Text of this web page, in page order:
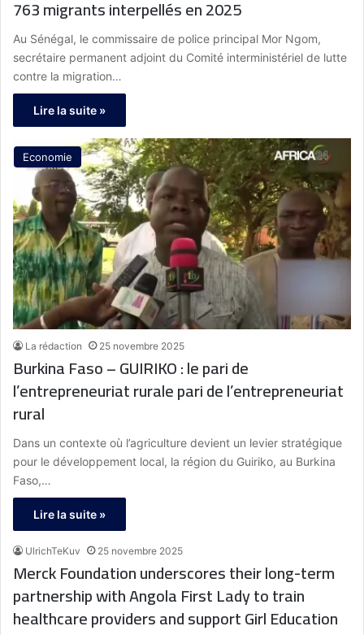
763 migrants interpellés en 2025
Au Sénégal, le commissaire de police principal Mor Ngom,
secrétaire permanent adjoint du Comité interministériel de lutte
contre la migration…
Lire la suite »
Economie
La rédaction 25 novembre 2025
Burkina Faso – GUIRIKO : le pari de
l’entrepreneuriat rurale pari de l’entrepreneuriat
rural
Dans un contexte où l’agriculture devient un levier stratégique
pour le développement local, la région du Guiriko, au Burkina
Faso,…
Lire la suite »
UlrichTeKuv 25 novembre 2025
Merck Foundation underscores their long-term
partnership with Angola First Lady to train
healthcare providers and support Girl Education